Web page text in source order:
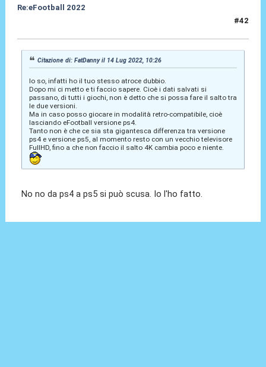
Re:eFootball 2022
#42
Citazione di: FatDanny il 14 Lug 2022, 10:26
lo so, infatti ho il tuo stesso atroce dubbio.
Dopo mi ci metto e ti faccio sapere. Cioè i dati salvati si
passano, di tutti i giochi, non è detto che si possa fare il salto tra
le due versioni.
Ma in caso posso giocare in modalità retro-compatibile, cioè
lasciando eFootball versione ps4.
Tanto non è che ce sia sta gigantesca differenza tra versione
ps4 e versione ps5, al momento resto con un vecchio televisore
FullHD, fino a che non faccio il salto 4K cambia poco e niente.
No no da ps4 a ps5 si può scusa. Io l'ho fatto.